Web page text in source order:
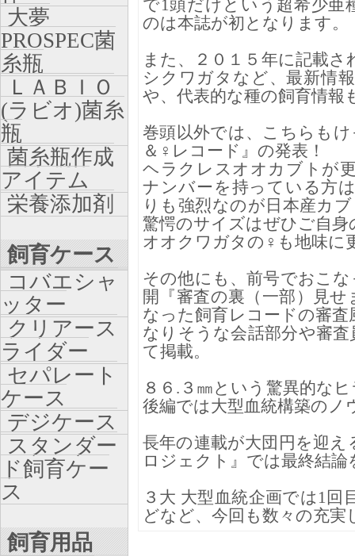
で1頭だけという超希少亜
のは本誌が初となります。
また、２０１５年に記載
シクワガタなど、最新情
や、代表的な種の飼育情報
巻頭以外では、こちらも
＆♀レコード』の発表！
ヘラクレスオオカブトが
ナンバーを持っている方
りも強烈なのが日本産カ
驚愕のサイズはぜひご自
オオクワガタの♀も地味に
その他にも、前号でおこ
開『審査の裏（一部）見
なった飼育レコードの審
なりそうな会話部分や審
て掲載。
８６.３㎜という驚異的な
後編では大型血統構築のノ
長年の連載が大団円を迎
ロジェクト』では最終結論
３大 大型血統企画では1
どなど、今回も数々の充
大夢
PROSPEC菌
糸瓶
ＬＡＢＩＯ
(ラビオ)菌糸
瓶
菌糸瓶作成
アイテム
栄養添加剤
飼育ケース
コバエシャ
ッター
クリアース
ライダー
セパレート
ケース
デジケース
スタンダー
ド飼育ケー
ス
飼育用品